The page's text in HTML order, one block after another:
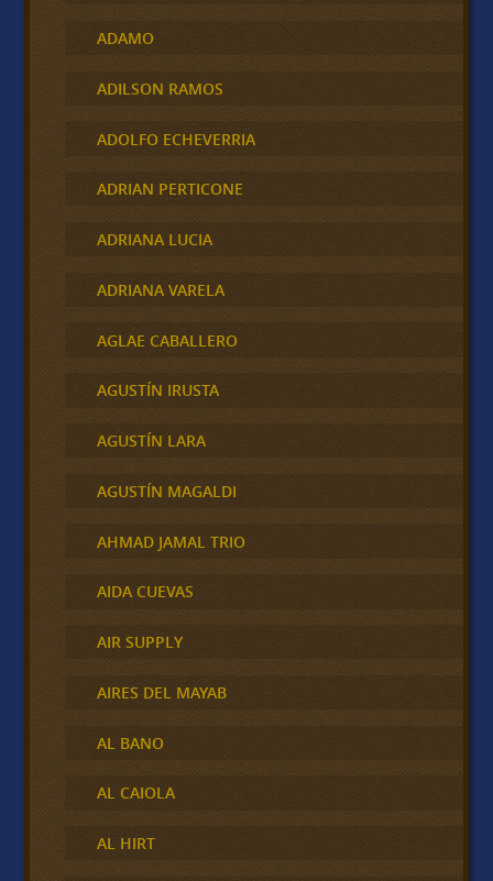
ADAMO
ADILSON RAMOS
ADOLFO ECHEVERRIA
ADRIAN PERTICONE
ADRIANA LUCIA
ADRIANA VARELA
AGLAE CABALLERO
AGUSTÍN IRUSTA
AGUSTÍN LARA
AGUSTÍN MAGALDI
AHMAD JAMAL TRIO
AIDA CUEVAS
AIR SUPPLY
AIRES DEL MAYAB
AL BANO
AL CAIOLA
AL HIRT